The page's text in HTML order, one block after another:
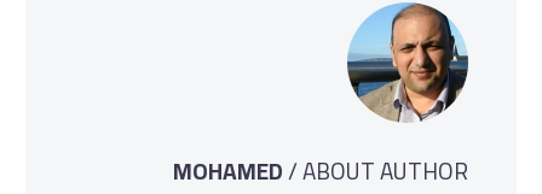
MOHAMED/ ABOUT AUTHOR